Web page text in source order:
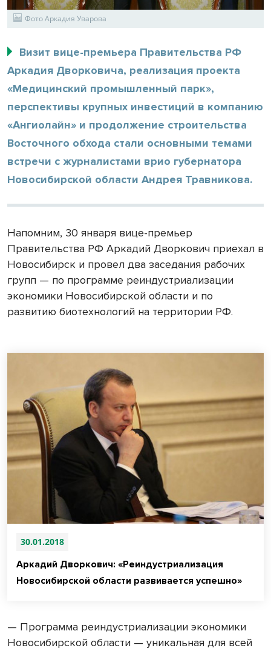
Фото Аркадия Уварова
Визит вице-премьера Правительства РФ
Аркадия Дворковича, реализация проекта
«Медицинский промышленный парк»,
перспективы крупных инвестиций в компанию
«Ангиолайн» и продолжение строительства
Восточного обхода стали основными темами
встречи с журналистами врио губернатора
Новосибирской области Андрея Травникова.
Напомним, 30 января вице-премьер
Правительства РФ Аркадий Дворкович приехал в
Новосибирск и провел два заседания рабочих
групп — по программе реиндустриализации
экономики Новосибирской области и по
развитию биотехнологий на территории РФ.
30.01.2018
Аркадий Дворкович: «Реиндустриализация
Новосибирской области развивается успешно»
— Программа реиндустриализации экономики
Новосибирской области — уникальная для всей